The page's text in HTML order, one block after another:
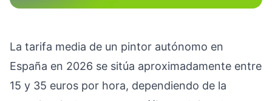
La tarifa media de un pintor autónomo en
España en 2026 se sitúa aproximadamente entre
15 y 35 euros por hora, dependiendo de la